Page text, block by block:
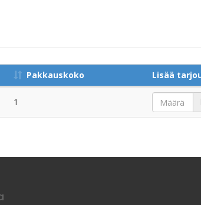
Pakkauskoko Lisää
1